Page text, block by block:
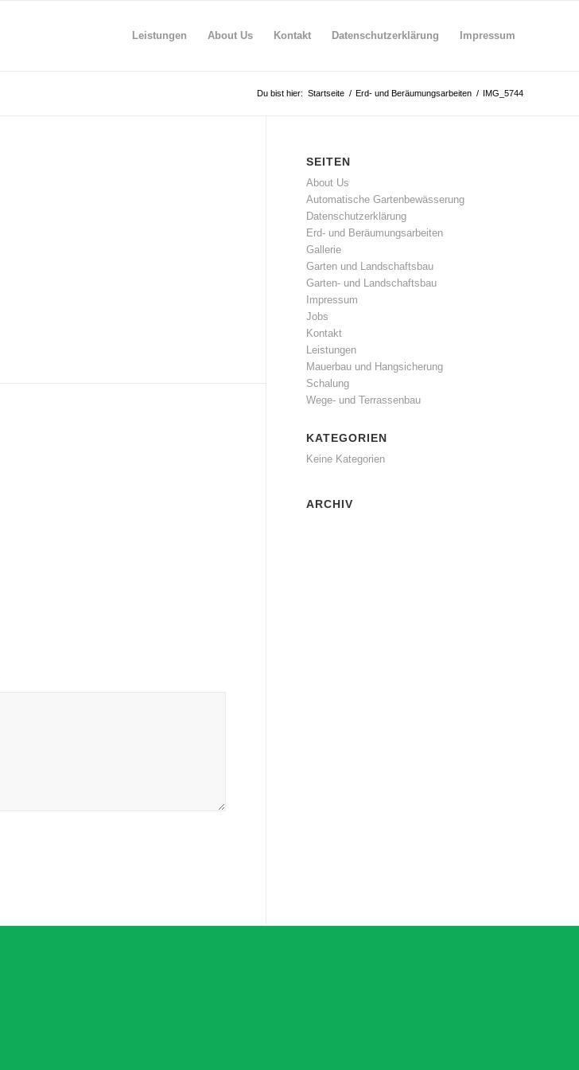
Leistungen About Us Kontakt Datenschutzerklärung Impressum
Du bist hier: Startseite / Erd- und Beräumungsarbeiten / IMG_5744
SEITEN
About Us
Automatische Gartenbewässerung
Datenschutzerklärung
Erd- und Beräumungsarbeiten
Gallerie
Garten und Landschaftsbau
Garten- und Landschaftsbau
Impressum
Jobs
Kontakt
Leistungen
Mauerbau und Hangsicherung
Schalung
Wege- und Terrassenbau
KATEGORIEN
Keine Kategorien
ARCHIV